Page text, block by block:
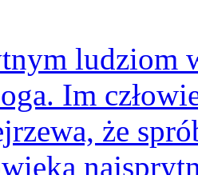
ludziom
Im
że